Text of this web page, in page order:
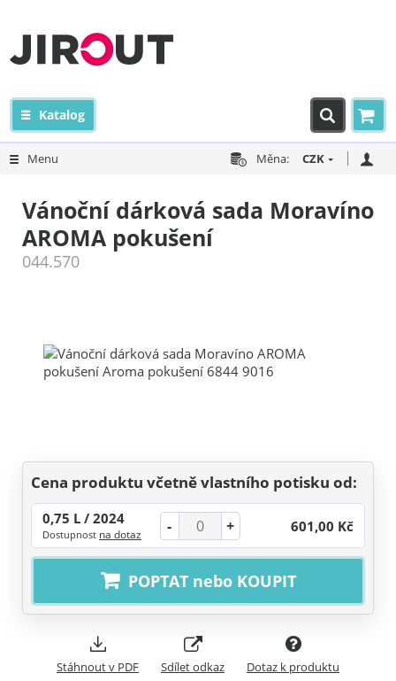
Katalog
Menu Měna: CZK
Vánoční dárková sada Moravíno
AROMA pokušení
044.570
Cena produktu včetně vlastního potisku od:
0,75 L / 2024
Dostupnost na dotaz - + 601,00 Kč
POPTAT nebo KOUPIT
Stáhnout v PDF Sdílet odkaz Dotaz k produktu